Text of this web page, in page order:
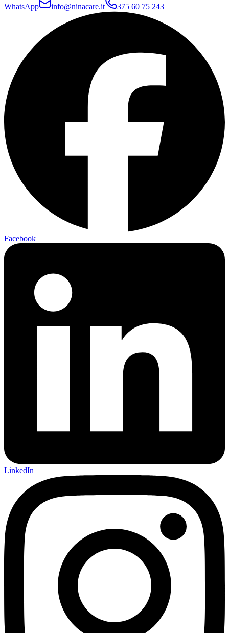
WhatsApp info@ninacare.it 375 60 75 243
Facebook
LinkedIn